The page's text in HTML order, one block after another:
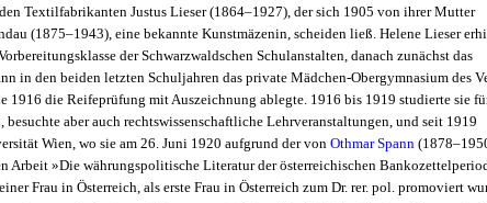
Textilfabrikanten Justus Lieser (1864–1927), der sich 1905 von ihrer Mutter
(1875–1943), eine bekannte Kunstmäzenin, scheiden ließ. Helene Lieser
der Schwarzwaldschen Schulanstalten, danach zunächst das
in den beiden letzten Schuljahren das private Mädchen-Obergymnasium des
1916 die Reifeprüfung mit Auszeichnung ablegte. 1916 bis 1919 studierte sie
aber auch rechtswissenschaftliche Lehrveranstaltungen, und seit 1919
Wien, wo sie am 26. Juni 1920 aufgrund der von Othmar Spann
Arbeit »Die währungspolitische Literatur der österreichischen
Frau in Österreich, als erste Frau in Österreich zum Dr. rer. pol. promoviert